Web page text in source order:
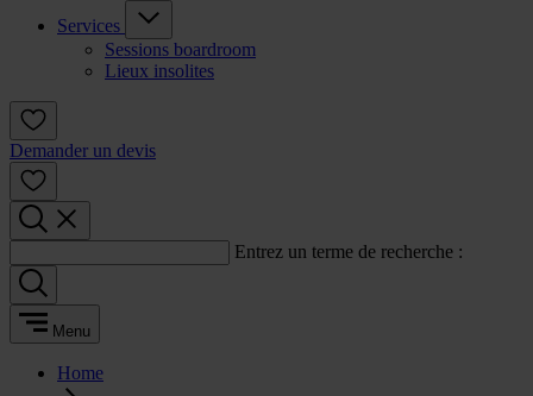
Services
Sessions boardroom
Lieux insolites
Demander un devis
Entrez un terme de recherche :
Menu
Home